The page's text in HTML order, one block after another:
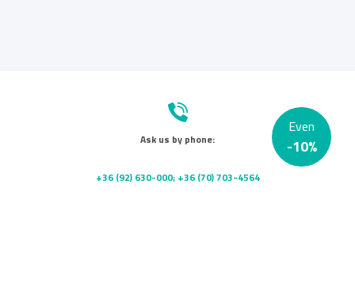
Ask us by phone:
+36 (92) 630-000; +36 (70) 703-4564
Even
-10%